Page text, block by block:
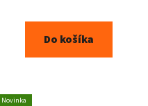
Do košíka
Novinka